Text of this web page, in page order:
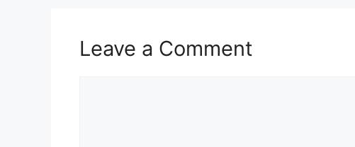
Leave a Comment